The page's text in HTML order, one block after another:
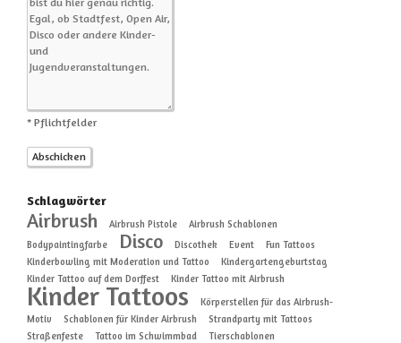
* Pflichtfelder
Schlagwörter
Airbrush Airbrush Pistole
Airbrush Schablonen
Bodypaintingfarbe
Disco Discothek Event
Fun Tattoos
Kinderbowling mit Moderation und Tattoo
Kindergartengeburtstag
Kinder Tattoo auf dem Dorffest
Kinder Tattoo mit Airbrush
Kinder Tattoos
Körperstellen für das Airbrush-
Motiv
Schablonen für Kinder Airbrush
Strandparty mit Tattoos
Straßenfeste
Tattoo im Schwimmbad Tierschablonen